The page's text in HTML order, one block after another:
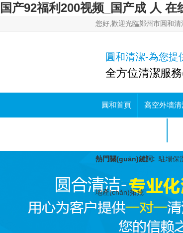
国产92福利200视频_国产成 人
您好,歡迎光臨鄭州市圓和清
圓和清潔-為您提
全方位清潔服
圓和首頁 高空外墻清
熱門關(guān)鍵詞: 駐場保
地產(chǎn)拓荒